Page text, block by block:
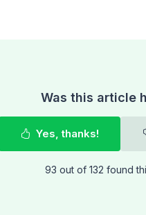
Was this article
Yes, thanks!
93 out of 132 found